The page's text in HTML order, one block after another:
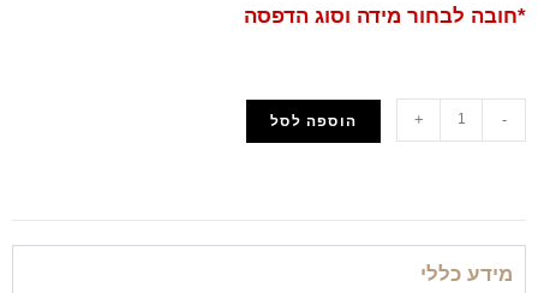
*חובה לבחור מידה וסוג הדפסה
-
+ הוספה לסל
מידע כללי